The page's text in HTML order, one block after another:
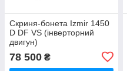
Скриня-бонета Izmir 1450
D DF VS (інверторний
двигун)
78 500 ₴